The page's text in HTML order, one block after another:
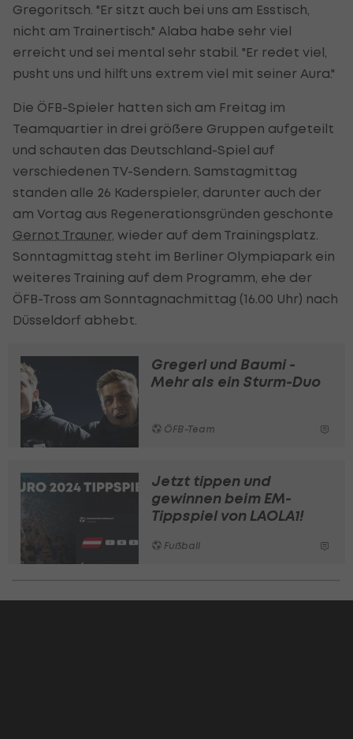
Gregoritsch. "Er sitzt auch bei uns am Esstisch,
nicht am Trainertisch." Alaba habe sehr viel
erreicht und sei mental sehr stabil. "Er redet viel,
pusht uns und hilft uns extrem viel mit seiner Aura."
Die ÖFB-Spieler hatten sich am Freitag im
Teamquartier in drei größere Gruppen aufgeteilt
und schauten das Deutschland-Spiel auf
verschiedenen TV-Sendern. Samstagmittag
standen alle 26 Kaderspieler, darunter auch der
am Vortag aus Regenerationsgründen geschonte
Gernot Trauner, wieder auf dem Trainingsplatz.
Sonntagmittag steht im Berliner Olympiapark ein
weiteres Training auf dem Programm, ehe der
ÖFB-Tross am Sonntagnachmittag (16.00 Uhr) nach
Düsseldorf abhebt.
Gregerl und Baumi -
Mehr als ein Sturm-Duo
ÖFB-Team
Jetzt tippen und
gewinnen beim EM-
Tippspiel von LAOLA1!
Fußball